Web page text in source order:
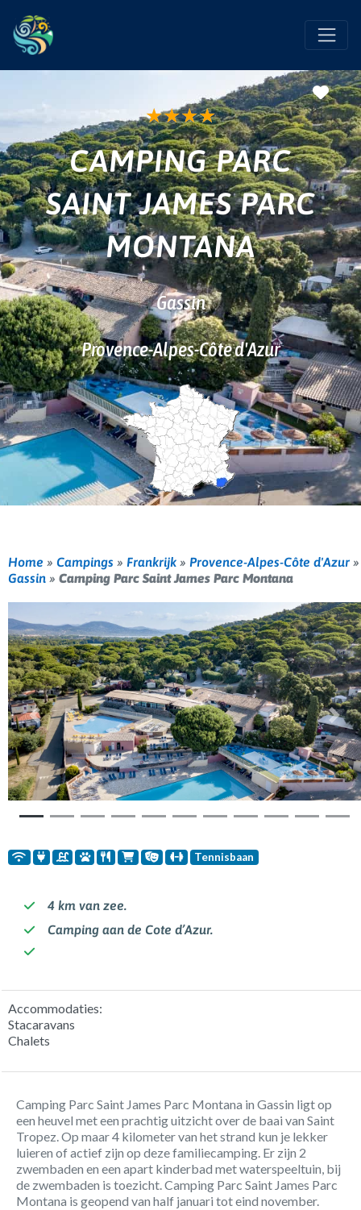
★★★★
CAMPING PARC
SAINT JAMES PARC
MONTANA
Gassin
Provence-Alpes-Côte d'Azur
Home » Campings » Frankrijk » Provence-Alpes-Côte d'Azur »
Gassin » Camping Parc Saint James Parc Montana
Vorige
Tennisbaan
4 km van zee.
Camping aan de Cote d’Azur.
Accommodaties:
Stacaravans
Chalets
Camping Parc Saint James Parc Montana in Gassin ligt op
een heuvel met een prachtig uitzicht over de baai van Saint
Tropez. Op maar 4 kilometer van het strand kun je lekker
luieren of actief zijn op deze familiecamping. Er zijn 2
zwembaden en een apart kinderbad met waterspeeltuin, bij
de zwembaden is toezicht. Camping Parc Saint James Parc
Montana is geopend van half januari tot eind november.